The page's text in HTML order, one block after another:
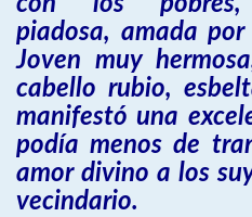
piadosa, amada
Joven muy
cabello rubio,
manifestó una
podía menos de
amor divino a los
vecindario.